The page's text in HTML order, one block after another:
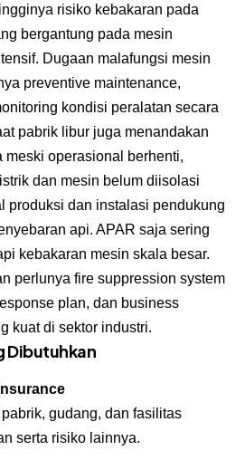
risiko kebakaran pada
bergantung pada mesin
Dugaan malafungsi mesin
preventive maintenance,
kondisi peralatan secara
pabrik libur juga menandakan
meski operasional berhenti,
dan mesin belum diisolasi
produksi dan instalasi pendukung
api. APAR saja sering
kebakaran mesin skala besar.
perlunya fire suppression system
plan, dan business
kuat di sektor industri.
Dibutuhkan
gudang, dan fasilitas
serta risiko lainnya.